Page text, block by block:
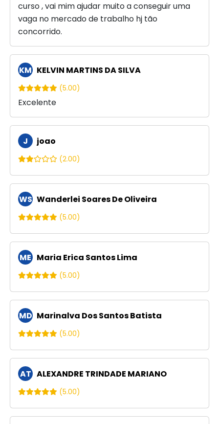
curso , vai mim ajudar muito a conseguir uma
vaga no mercado de trabalho hj tão
concorrido.
KM KELVIN MARTINS DA SILVA
(5.00)
Excelente
J joao
(2.00)
WS Wanderlei Soares De Oliveira
(5.00)
ME Maria Erica Santos Lima
(5.00)
MD Marinalva Dos Santos Batista
(5.00)
AT ALEXANDRE TRINDADE MARIANO
(5.00)